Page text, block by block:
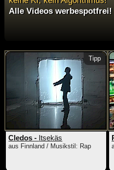
Alle Videos werbespotfrei!
Tipp
Cledos - Itsekäs
aus Finnland / Musikstil: Rap